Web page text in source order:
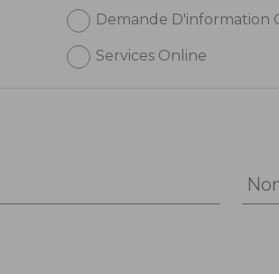
Demande D'information
Services Online